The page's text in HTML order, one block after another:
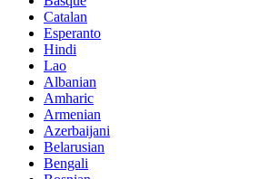
Catalan
Esperanto
Hindi
Lao
Albanian
Amharic
Armenian
Azerbaijani
Belarusian
Bengali